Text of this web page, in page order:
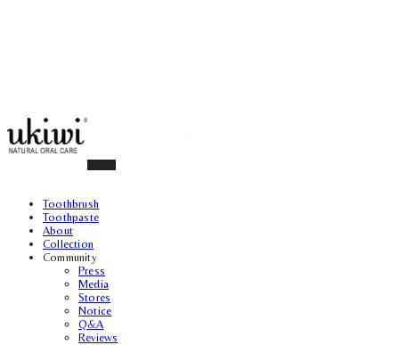
Toothbrush
Toothpaste
About
Collection
Community
Press
Media
Stores
Notice
Q&A
Reviews